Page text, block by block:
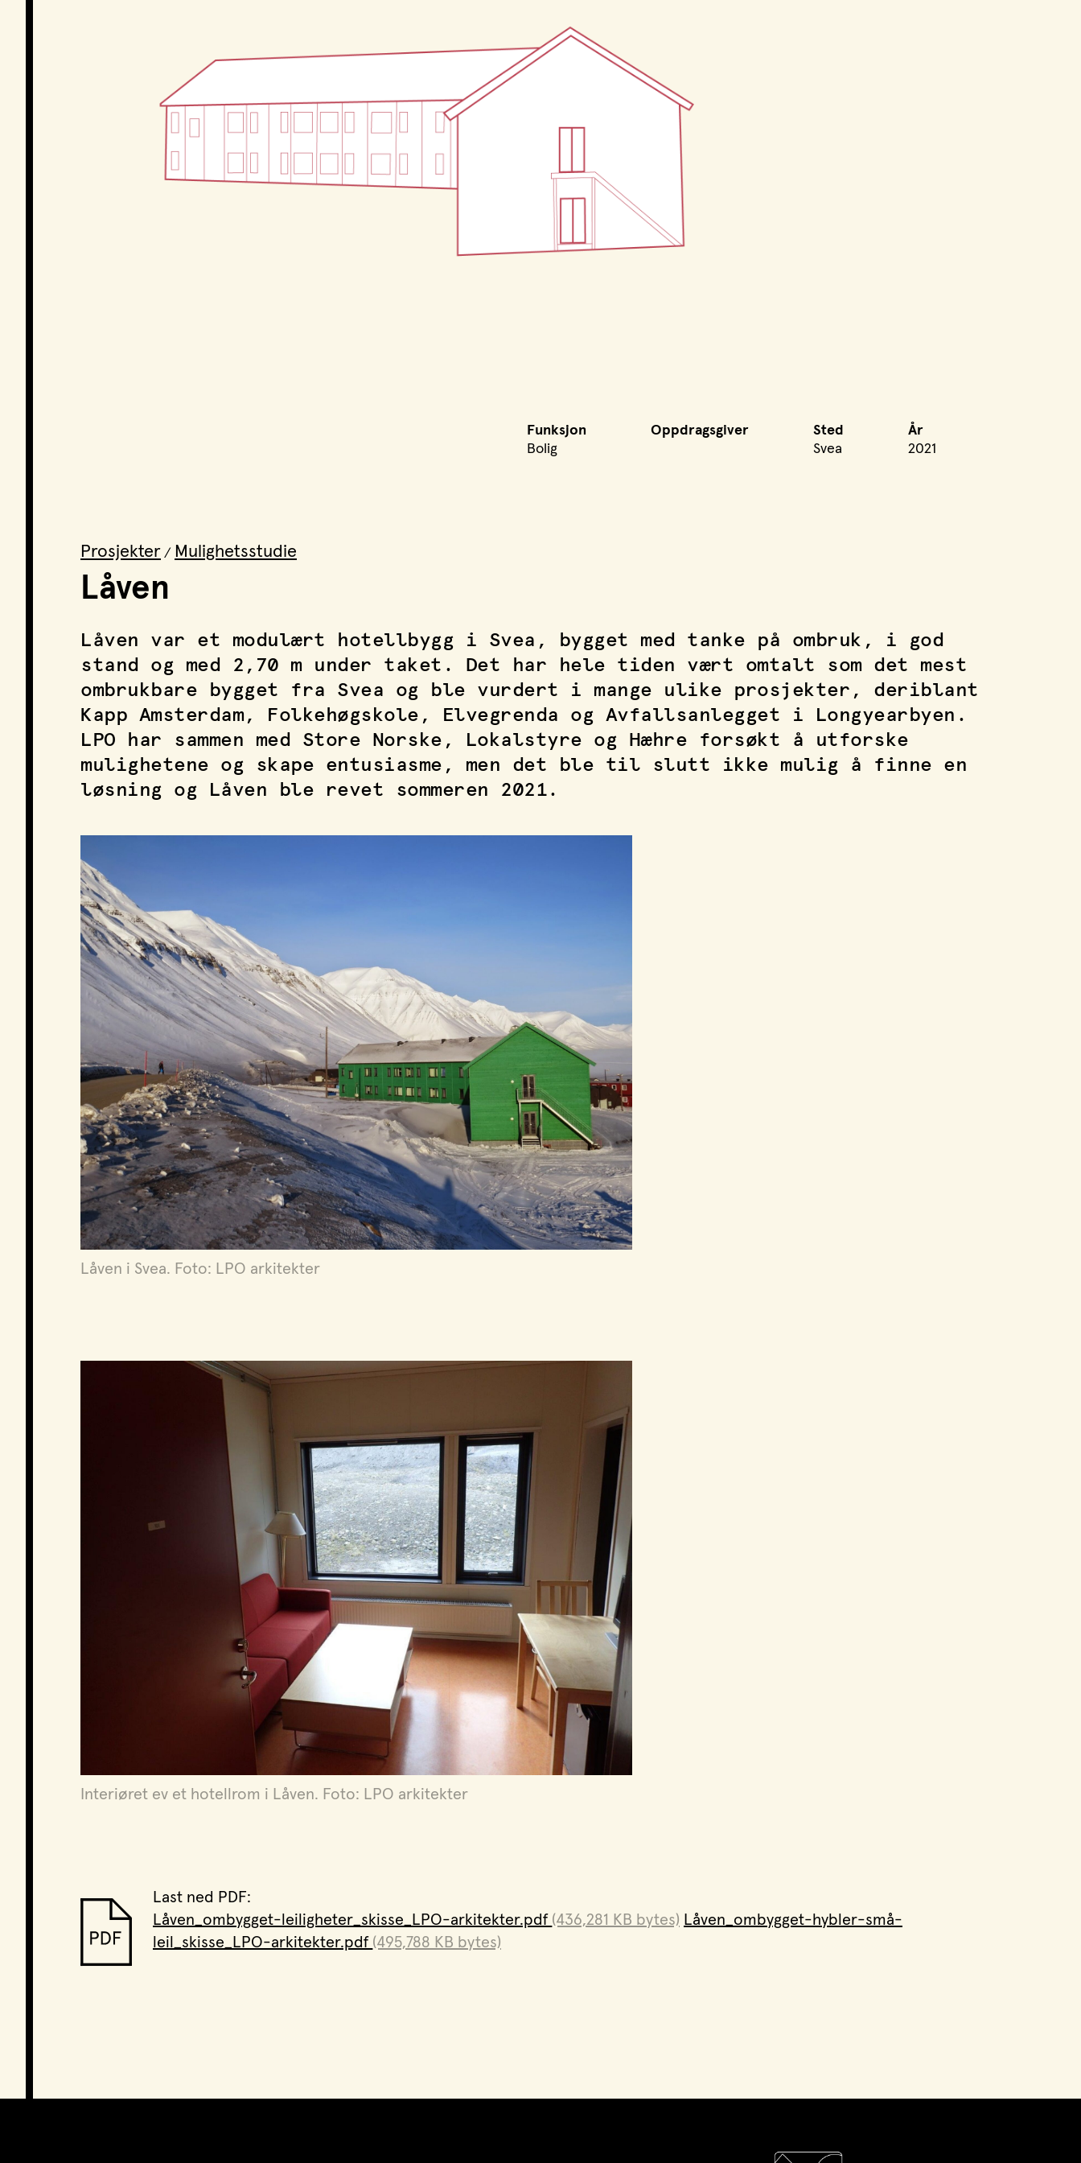
Funksjon
Bolig
Oppdragsgiver
Sted
Svea
År
2021
Prosjekter / Mulighetsstudie
Låven
Låven var et modulært hotellbygg i Svea, bygget med tanke på ombruk, i god
stand og med 2,70 m under taket. Det har hele tiden vært omtalt som det mest
ombrukbare bygget fra Svea og ble vurdert i mange ulike prosjekter, deriblant
Kapp Amsterdam, Folkehøgskole, Elvegrenda og Avfallsanlegget i Longyearbyen.
LPO har sammen med Store Norske, Lokalstyre og Hæhre forsøkt å utforske
mulighetene og skape entusiasme, men det ble til slutt ikke mulig å finne en
løsning og Låven ble revet sommeren 2021.
Låven i Svea. Foto: LPO arkitekter
Interiøret ev et hotellrom i Låven. Foto: LPO arkitekter
Last ned PDF:
Låven_ombygget-leiligheter_skisse_LPO-arkitekter.pdf (436,281 KB bytes) Låven_ombygget-hybler-små-
leil_skisse_LPO-arkitekter.pdf (495,788 KB bytes)